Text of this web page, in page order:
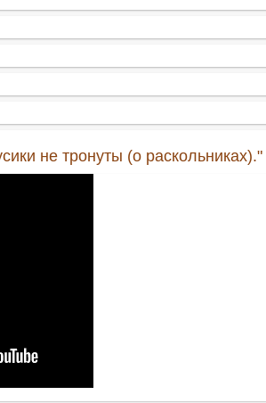
не тронуты (о раскольниках)."